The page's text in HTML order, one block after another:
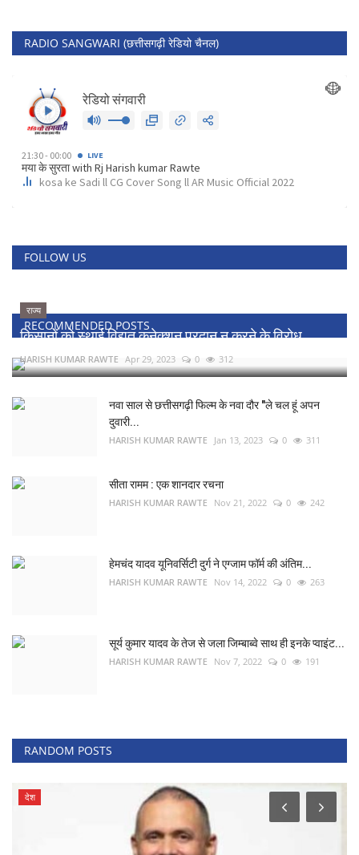
RADIO SANGWARI (छत्तीसगढ़ी रेडियो चैनल)
FOLLOW US
RECOMMENDED POSTS
राज्य
किसानों को स्थाई विद्युत कनेक्शन प्रदान न करने के विरोध...
HARISH KUMAR RAWTE Apr 29, 2023 0 312
नवा साल से छत्तीसगढ़ी फिल्म के नवा दौर "ले चल हूं अपन
दुवारी...
HARISH KUMAR RAWTE Jan 13, 2023 0 311
सीता रामम : एक शानदार रचना
HARISH KUMAR RAWTE Nov 21, 2022 0 242
हेमचंद यादव यूनिवर्सिटी दुर्ग ने एग्जाम फॉर्म की अंतिम...
HARISH KUMAR RAWTE Nov 14, 2022 0 263
सूर्य कुमार यादव के तेज से जला जिम्बाब्वे साथ ही इनके प्वाइंट...
HARISH KUMAR RAWTE Nov 7, 2022 0 191
RANDOM POSTS
देश